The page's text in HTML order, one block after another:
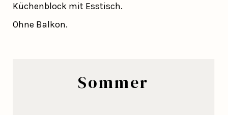
Küchenblock mit Esstisch.
Ohne Balkon.
Sommer